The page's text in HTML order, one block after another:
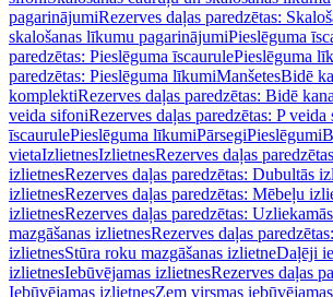
pagarinājumiRezerves daļas paredzētas:
skalošanas līkumu pagarinājumiPieslēguma
paredzētas: Pieslēguma īscaurulePieslēguma
paredzētas: Pieslēguma līkumiManšetesBidē
komplektiRezerves daļas paredzētas: Bidē
veida sifoniRezerves daļas paredzētas: P veida
īscaurulePieslēguma līkumiPārsegiPieslēgumi
vietaIzlietnesIzlietnesRezerves daļas
izlietnesRezerves daļas paredzētas: Dubultās
izlietnesRezerves daļas paredzētas: Mēbeļu
izlietnesRezerves daļas paredzētas:
mazgāšanas izlietnesRezerves daļas
izlietnesStūra roku mazgāšanas izlietneDaļēji
izlietnesIebūvējamas izlietnesRezerves daļas
Iebūvējamas izlietnesZem virsmas iebūvējamas